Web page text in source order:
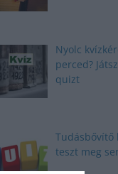
Nyolc
perced?
quizt
Tudásbővítő
teszt meg